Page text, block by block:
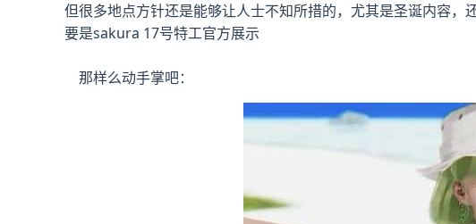
但很多地点方针还是能够让人士不知所措的，尤其是圣诞内容
要是sakura 17号特工官方展示
那样么动手掌吧：